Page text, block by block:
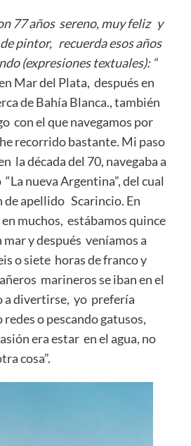
77 años sereno, muy feliz y
pintor, recuerda esos años
(expresiones textuales): “
Mar del Plata, después en
de Bahía Blanca., también
con el que navegamos por
recorrido bastante. Mi paso
la década del 70, navegaba a
nueva Argentina”, del cual
de apellido Scarincio. En
muchos, estábamos quince
y después veníamos a
o siete horas de franco y
marineros se iban en el
a divertirse, yo prefería
o pescando gatusos,
era estar en el agua, no
cosa”.